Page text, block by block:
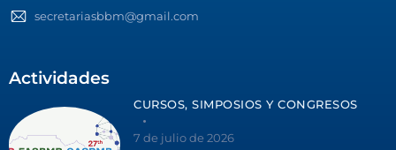
secretariasbbm@gmail.com
Actividades
CURSOS, SIMPOSIOS Y CONGRESOS
7 de julio de 2026